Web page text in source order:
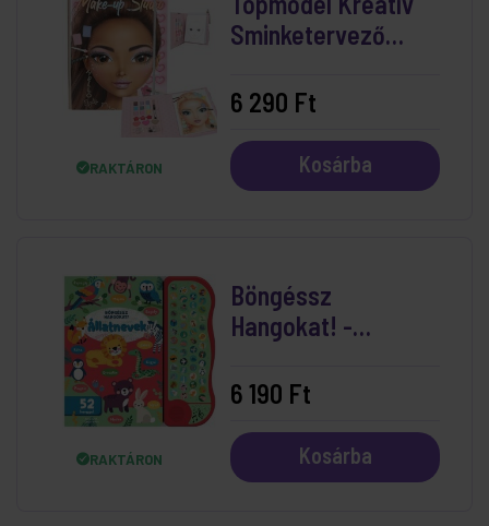
RAKTÁRON
Sminketervező
6 290 Ft
Kosárba
RAKTÁRON
Böngéssz
Hangokat! -
6 190 Ft
Kosárba